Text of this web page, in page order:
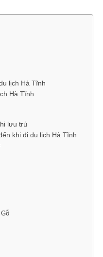
lịch Hà Tĩnh
Hà Tĩnh
lưu trú
khi đi du lịch Hà Tĩnh